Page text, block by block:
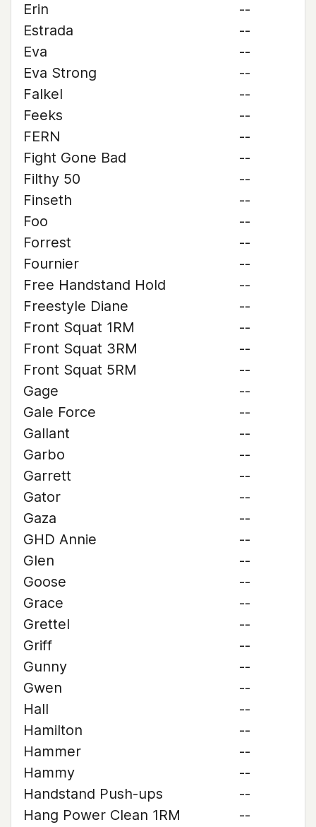
Erin
--
Estrada
--
Eva
--
Eva Strong
--
Falkel
--
Feeks
--
FERN
--
Fight Gone Bad
--
Filthy 50
--
Finseth
--
Foo
--
Forrest
--
Fournier
--
Free Handstand Hold
--
Freestyle Diane
--
Front Squat 1RM
--
Front Squat 3RM
--
Front Squat 5RM
--
Gage
--
Gale Force
--
Gallant
--
Garbo
--
Garrett
--
Gator
--
Gaza
--
GHD Annie
--
Glen
--
Goose
--
Grace
--
Grettel
--
Griff
--
Gunny
--
Gwen
--
Hall
--
Hamilton
--
Hammer
--
Hammy
--
Handstand Push-ups
--
Hang Power Clean 1RM
--